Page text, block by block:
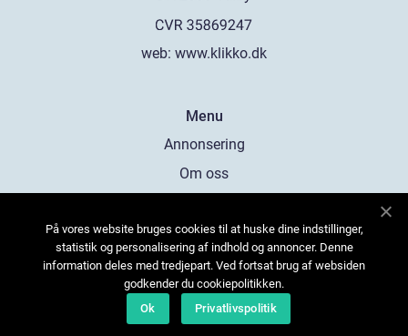
web: www.klikko.dk
Menu
Annonsering
Om oss
Kontakta oss
Sitemap
På vores website bruges cookies til at huske dine indstillinger,
statistik og personalisering af indhold og annoncer. Denne
information deles med tredjepart. Ved fortsat brug af websiden
godkender du cookiepolitikken.
Ok
Privatlivspolitik